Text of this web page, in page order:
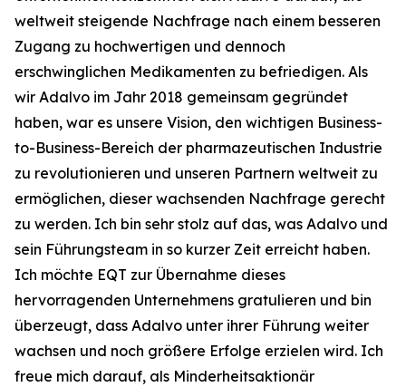
weltweit steigende Nachfrage nach einem besseren
Zugang zu hochwertigen und dennoch
erschwinglichen Medikamenten zu befriedigen. Als
wir Adalvo im Jahr 2018 gemeinsam gegründet
haben, war es unsere Vision, den wichtigen Business-
to-Business-Bereich der pharmazeutischen Industrie
zu revolutionieren und unseren Partnern weltweit zu
ermöglichen, dieser wachsenden Nachfrage gerecht
zu werden. Ich bin sehr stolz auf das, was Adalvo und
sein Führungsteam in so kurzer Zeit erreicht haben.
Ich möchte EQT zur Übernahme dieses
hervorragenden Unternehmens gratulieren und bin
überzeugt, dass Adalvo unter ihrer Führung weiter
wachsen und noch größere Erfolge erzielen wird. Ich
freue mich darauf, als Minderheitsaktionär